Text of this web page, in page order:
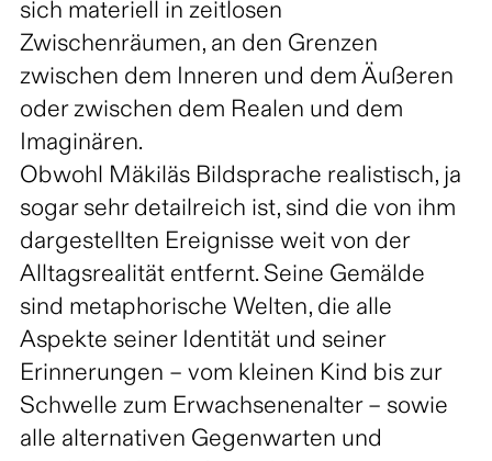
sich materiell in zeitlosen
Zwischenräumen, an den Grenzen
zwischen dem Inneren und dem Äußeren
oder zwischen dem Realen und dem
Imaginären.
Obwohl Mäkiläs Bildsprache realistisch, ja
sogar sehr detailreich ist, sind die von ihm
dargestellten Ereignisse weit von der
Alltagsrealität entfernt. Seine Gemälde
sind metaphorische Welten, die alle
Aspekte seiner Identität und seiner
Erinnerungen – vom kleinen Kind bis zur
Schwelle zum Erwachsenenalter – sowie
alle alternativen Gegenwarten und